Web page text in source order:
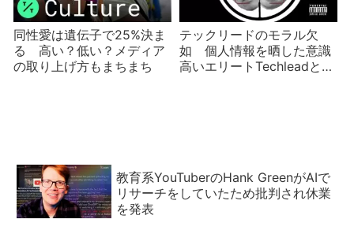
同性愛は遺伝子で25%決ま
る 高い？低い？メディア
の取り上げ方もまちまち
テックリードのモラル欠
如 個人情報を晒した意識
高いエリートTechleadと
教育系YouTuberのHank GreenがAIで
リサーチをしていたため批判され休業
を発表